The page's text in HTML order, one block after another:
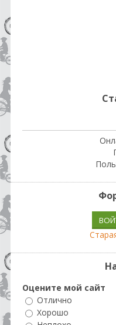
Оцените мой сайт
Отлично
Хорошо